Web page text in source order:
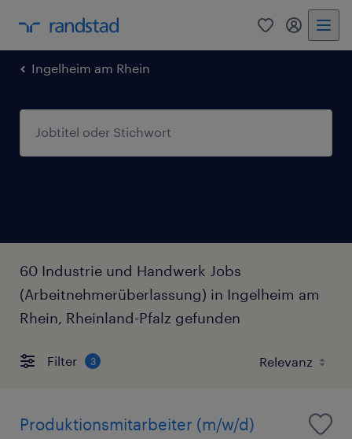
0 Mein
Ingelheim am Rhein
60 Industrie und Handwerk Jobs
(Arbeitnehmerüberlassung) in Ingelheim am
Rhein, Rheinland-Pfalz gefunden
Filter 3
Produktionsmitarbeiter (m/w/d)